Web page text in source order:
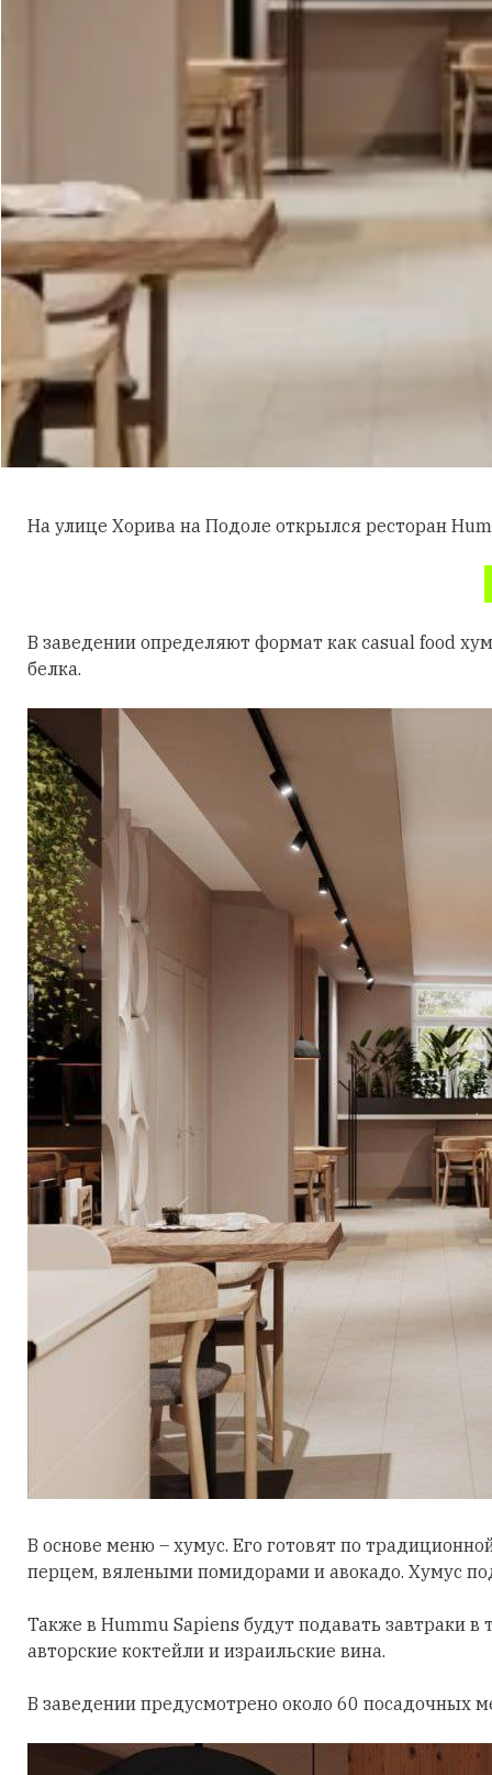
На улице Хорива на Подоле открылся ресторан
В заведении определяют формат как casual food
белка.
В основе меню – хумус. Его готовят по
перцем, вялеными помидорами и авокадо. Хумус
Также в Hummu Sapiens будут подавать завтраки
авторские коктейли и израильские вина.
В заведении предусмотрено около 60 посадочных